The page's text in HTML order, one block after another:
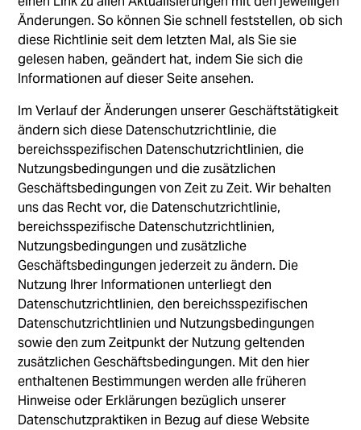
Änderungen. So können Sie schnell feststellen, ob sich
diese Richtlinie seit dem letzten Mal, als Sie sie
gelesen haben, geändert hat, indem Sie sich die
Informationen auf dieser Seite ansehen.
Im Verlauf der Änderungen unserer Geschäftstätigkeit
ändern sich diese Datenschutzrichtlinie, die
bereichsspezifischen Datenschutzrichtlinien, die
Nutzungsbedingungen und die zusätzlichen
Geschäftsbedingungen von Zeit zu Zeit. Wir behalten
uns das Recht vor, die Datenschutzrichtlinie,
bereichsspezifische Datenschutzrichtlinien,
Nutzungsbedingungen und zusätzliche
Geschäftsbedingungen jederzeit zu ändern. Die
Nutzung Ihrer Informationen unterliegt den
Datenschutzrichtlinien, den bereichsspezifischen
Datenschutzrichtlinien und Nutzungsbedingungen
sowie den zum Zeitpunkt der Nutzung geltenden
zusätzlichen Geschäftsbedingungen. Mit den hier
enthaltenen Bestimmungen werden alle früheren
Hinweise oder Erklärungen bezüglich unserer
Datenschutzpraktiken in Bezug auf diese Website